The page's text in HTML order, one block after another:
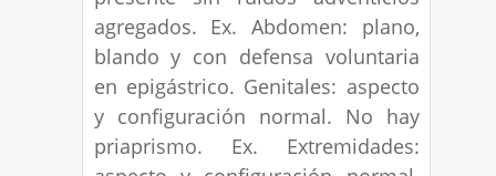
agregados. Ex. Abdomen: plano,
blando y con defensa voluntaria
en epigástrico. Genitales: aspecto
y configuración normal. No hay
priaprismo. Ex. Extremidades: